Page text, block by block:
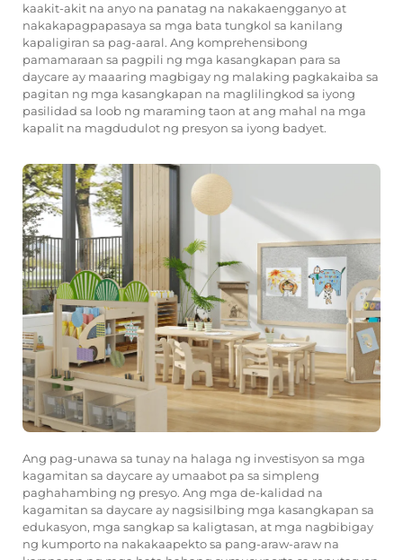
kaakit-akit na anyo na panatag na nakakaengganyo at
nakakapagpapasaya sa mga bata tungkol sa kanilang
kapaligiran sa pag-aaral. Ang komprehensibong
pamamaraan sa pagpili ng mga kasangkapan para sa
daycare ay maaaring magbigay ng malaking pagkakaiba sa
pagitan ng mga kasangkapan na maglilingkod sa iyong
pasilidad sa loob ng maraming taon at ang mahal na mga
kapalit na magdudulot ng presyon sa iyong badyet.
Ang pag-unawa sa tunay na halaga ng investisyon sa mga
kagamitan sa daycare ay umaabot pa sa simpleng
paghahambing ng presyo. Ang mga de-kalidad na
kagamitan sa daycare ay nagsisilbing mga kasangkapan sa
edukasyon, mga sangkap sa kaligtasan, at mga nagbibigay
ng kumporto na nakakaapekto sa pang-araw-araw na